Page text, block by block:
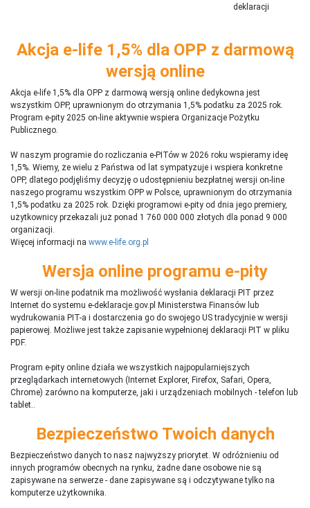
deklaracji
Akcja e-life 1,5% dla OPP z darmową
wersją online
Akcja e-life 1,5% dla OPP z darmową wersją online dedykowna jest
wszystkim OPP, uprawnionym do otrzymania 1,5% podatku za 2025 rok.
Program e-pity 2025 on-line aktywnie wspiera Organizacje Pożytku
Publicznego.
W naszym programie do rozliczania e-PITów w 2026 roku wspieramy ideę
1,5%. Wiemy, że wielu z Państwa od lat sympatyzuje i wspiera konkretne
OPP, dlatego podjęliśmy decyzję o udostępnieniu bezpłatnej wersji on-line
naszego programu wszystkim OPP w Polsce, uprawnionym do otrzymania
1,5% podatku za 2025 rok. Dzięki programowi e-pity od dnia jego premiery,
użytkownicy przekazali już ponad 1 760 000 000 złotych dla ponad 9 000
organizacji.
Więcej informacji na www.e-life.org.pl
Wersja online programu e-pity
W wersji on-line podatnik ma możliwość wysłania deklaracji PIT przez
Internet do systemu e-deklaracje.gov.pl Ministerstwa Finansów lub
wydrukowania PIT-a i dostarczenia go do swojego US tradycyjnie w wersji
papierowej. Możliwe jest także zapisanie wypełnionej deklaracji PIT w pliku
PDF.
Program e-pity online działa we wszystkich najpopularniejszych
przeglądarkach internetowych (Internet Explorer, Firefox, Safari, Opera,
Chrome) zarówno na komputerze, jaki i urządzeniach mobilnych - telefon lub
tablet..
Bezpieczeństwo Twoich danych
Bezpieczeństwo danych to nasz najwyższy priorytet. W odróżnieniu od
innych programów obecnych na rynku, żadne dane osobowe nie są
zapisywane na serwerze - dane zapisywane są i odczytywane tylko na
komputerze użytkownika.